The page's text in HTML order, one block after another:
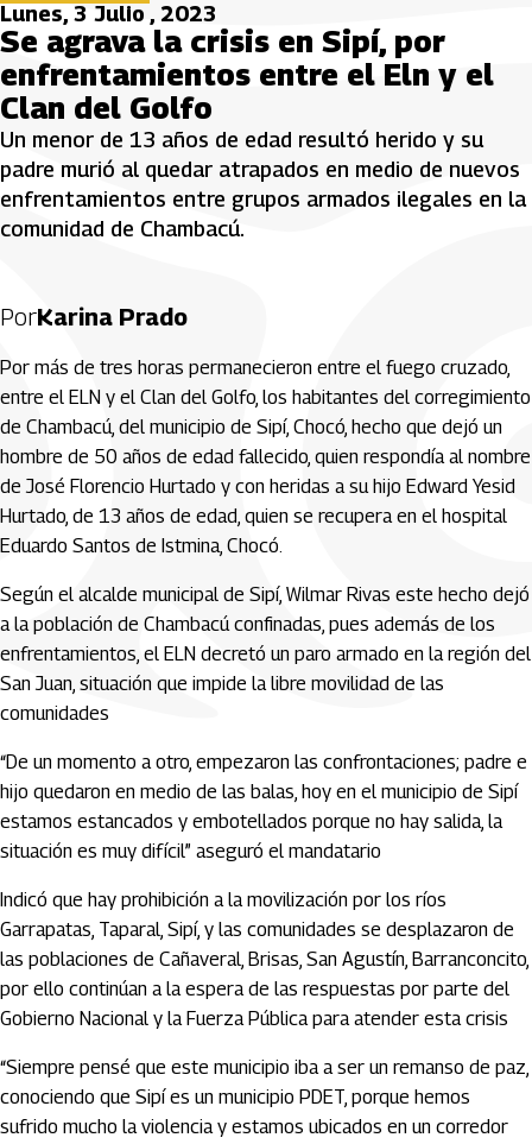
Lunes, 3 Julio , 2023
Se agrava la crisis en Sipí, por
enfrentamientos entre el Eln y el
Clan del Golfo
Un menor de 13 años de edad resultó herido y su
padre murió al quedar atrapados en medio de nuevos
enfrentamientos entre grupos armados ilegales en la
comunidad de Chambacú.
PorKarina Prado
Por más de tres horas permanecieron entre el fuego cruzado,
entre el ELN y el Clan del Golfo, los habitantes del corregimiento
de Chambacú, del municipio de Sipí, Chocó, hecho que dejó un
hombre de 50 años de edad fallecido, quien respondía al nombre
de José Florencio Hurtado y con heridas a su hijo Edward Yesid
Hurtado, de 13 años de edad, quien se recupera en el hospital
Eduardo Santos de Istmina, Chocó.
Según el alcalde municipal de Sipí, Wilmar Rivas este hecho dejó
a la población de Chambacú confinadas, pues además de los
enfrentamientos, el ELN decretó un paro armado en la región del
San Juan, situación que impide la libre movilidad de las
comunidades
“De un momento a otro, empezaron las confrontaciones; padre e
hijo quedaron en medio de las balas, hoy en el municipio de Sipí
estamos estancados y embotellados porque no hay salida, la
situación es muy difícil” aseguró el mandatario
Indicó que hay prohibición a la movilización por los ríos
Garrapatas, Taparal, Sipí, y las comunidades se desplazaron de
las poblaciones de Cañaveral, Brisas, San Agustín, Barranconcito,
por ello continúan a la espera de las respuestas por parte del
Gobierno Nacional y la Fuerza Pública para atender esta crisis
“Siempre pensé que este municipio iba a ser un remanso de paz,
conociendo que Sipí es un municipio PDET, porque hemos
sufrido mucho la violencia y estamos ubicados en un corredor